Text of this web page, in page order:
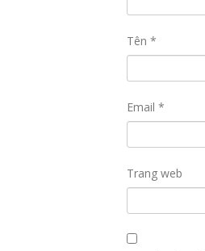
Tên *
Email *
Trang web